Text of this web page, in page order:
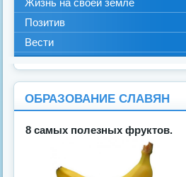
Жизнь на своей земле
Позитив
Вести
ОБРАЗОВАНИЕ СЛАВЯН
8 самых полезных фруктов.